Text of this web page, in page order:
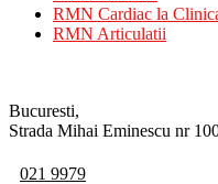
RMN Cardiac la
RMN Articulatii
Bucuresti,
Strada Mihai Eminescu nr
021 9979